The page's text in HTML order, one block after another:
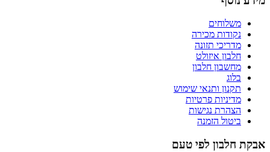
משלוחים
נקודות מכירה
מדריכי תזונה
חלבון איזולט
מחשבון חלבון
בלוג
תקנון ותנאי שימוש
מדיניות פרטיות
הצהרת נגישות
ביטול הזמנה
אבקת חלבון לפי טעם